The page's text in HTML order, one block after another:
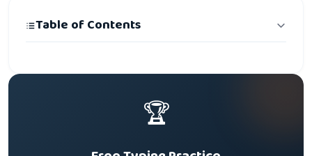
Table of Contents
🏆